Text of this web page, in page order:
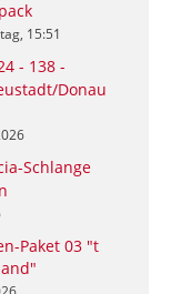
15:51
- 138 -
Donau
Schlange
Paket 03 "t